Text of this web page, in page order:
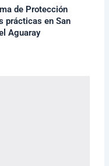
de Protección
prácticas en San
Aguaray